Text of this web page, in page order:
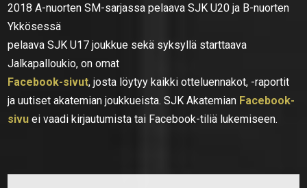
2018 A-nuorten SM-sarjassa pelaava SJK U20 ja B-nuorten
Ykkösessä
pelaava SJK U17 joukkue sekä syksyllä starttaava
Jalkapalloukio, on omat
Facebook-sivut, josta löytyy kaikki otteluennakot, -raportit
ja uutiset akatemian joukkueista. SJK Akatemian Facebook-
sivu ei vaadi kirjautumista tai Facebook-tiliä lukemiseen.